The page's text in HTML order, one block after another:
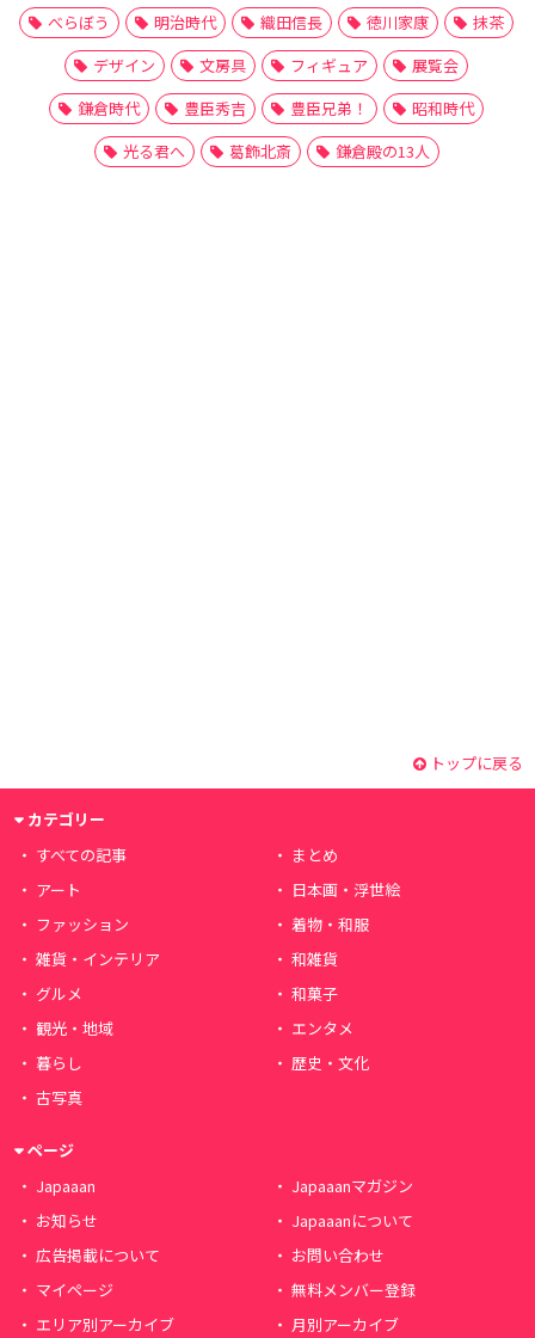
べらぼう
明治時代 織田信長 徳川家康
抹茶
デザイン
文房具 フィギュア
展覧会
鎌倉時代
豊臣秀吉 豊臣兄弟！
昭和時代
光る君へ
葛飾北斎 鎌倉殿の13人
トップに戻る
カテゴリー
すべての記事
まとめ
アート
日本画・浮世絵
ファッション
着物・和服
雑貨・インテリア
和雑貨
グルメ
和菓子
観光・地域
エンタメ
暮らし
歴史・文化
古写真
ページ
Japaaan
Japaaanマガジン
お知らせ
Japaaanについて
広告掲載について
お問い合わせ
マイページ
無料メンバー登録
エリア別アーカイブ
月別アーカイブ